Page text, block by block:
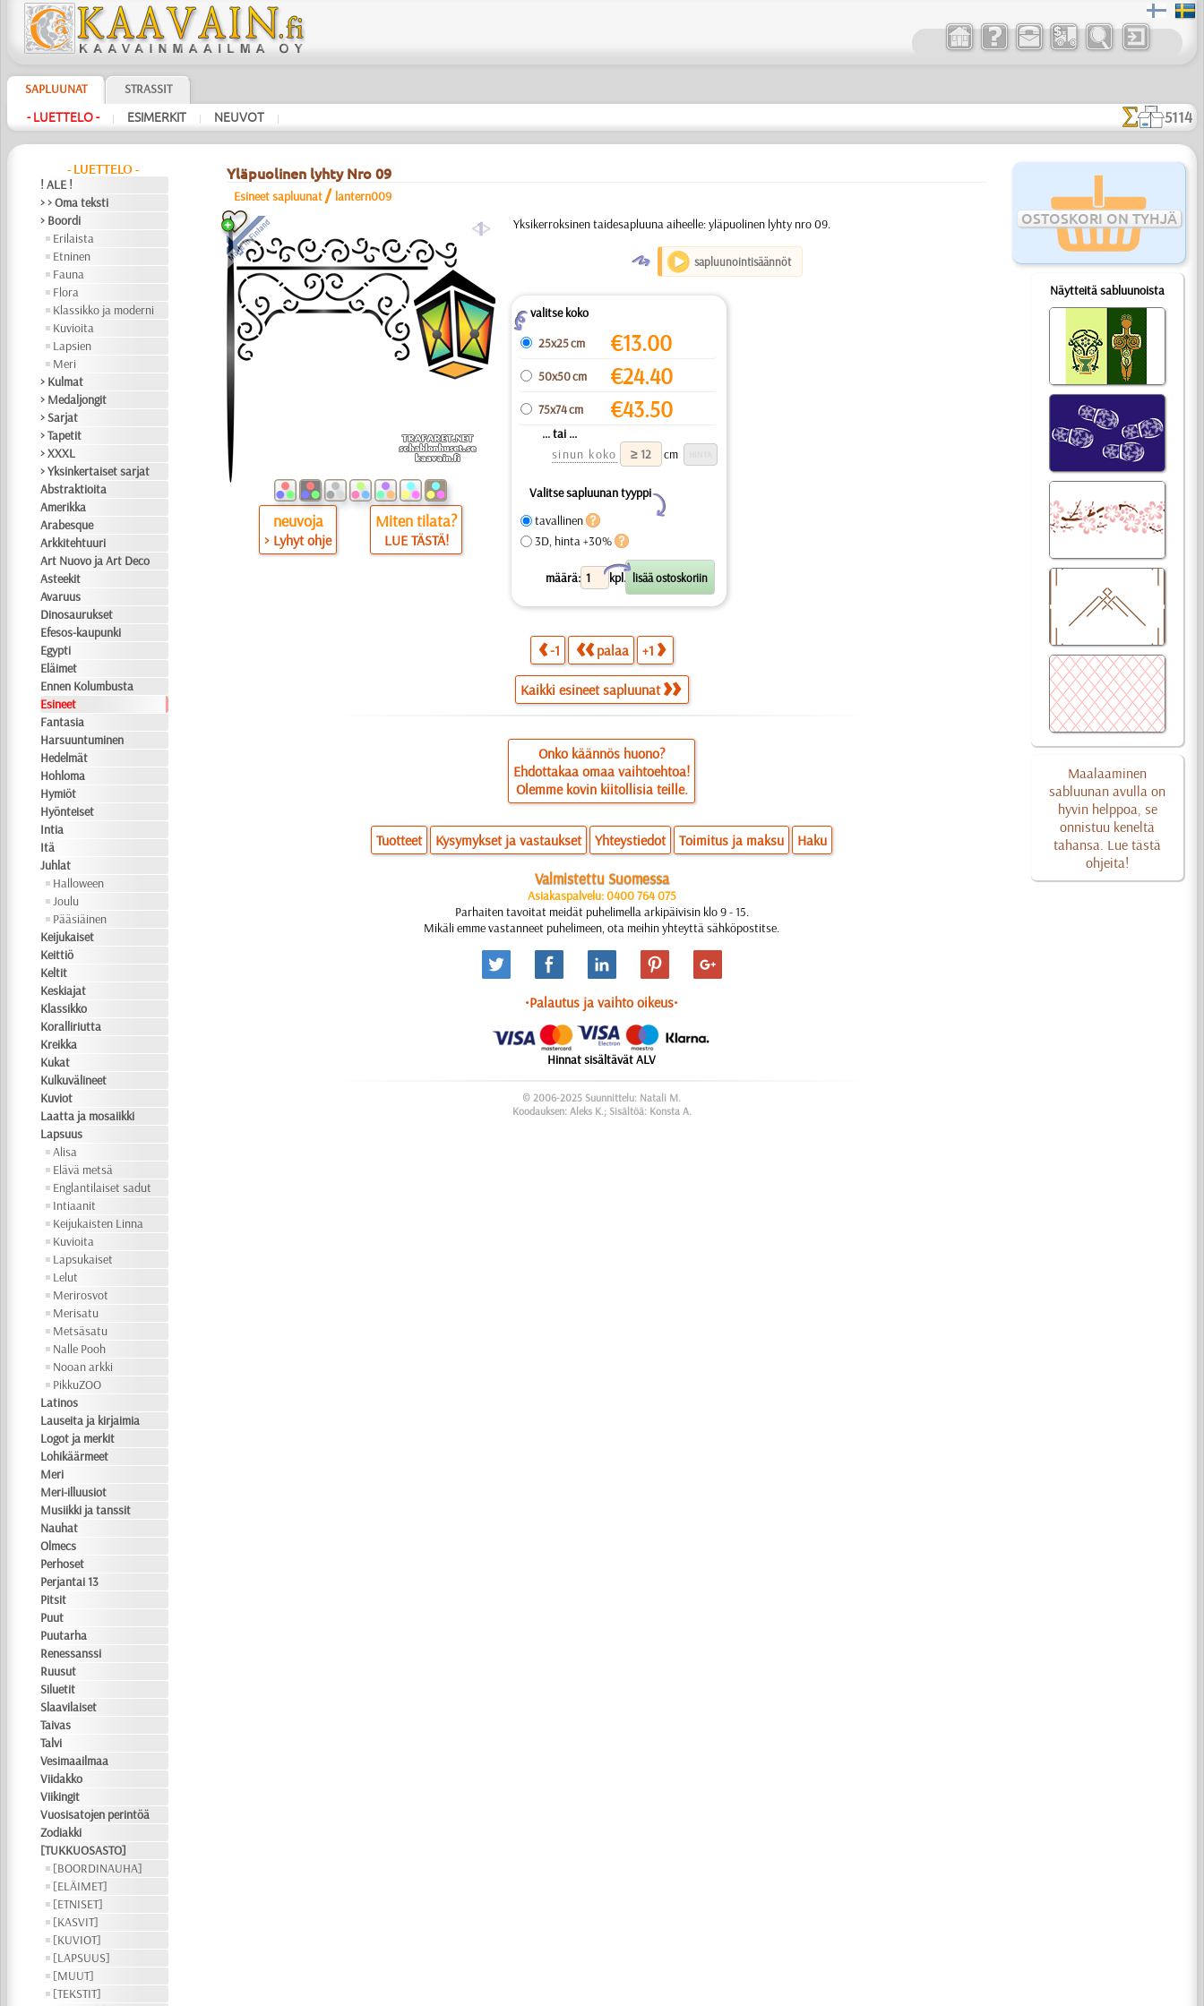
SAPLUUNAT STRASSIT
- LUETTELO - | ESIMERKIT | NEUVOT | 5114
- LUETTELO -
! ALE !
> > Oma teksti
> Boordi
Erilaista
Etninen
Fauna
Flora
Klassikko ja moderni
Kuvioita
Lapsien
Meri
> Kulmat
> Medaljongit
> Sarjat
> Tapetit
> XXXL
> Yksinkertaiset sarjat
Abstraktioita
Amerikka
Arabesque
Arkkitehtuuri
Art Nuovo ja Art Deco
Asteekit
Avaruus
Dinosaurukset
Efesos-kaupunki
Egypti
Eläimet
Ennen Kolumbusta
Esineet
Fantasia
Harsuuntuminen
Hedelmät
Hohloma
Hymiöt
Hyönteiset
Intia
Itä
Juhlat
Halloween
Joulu
Pääsiäinen
Keijukaiset
Keittiö
Keltit
Keskiajat
Klassikko
Koralliriutta
Kreikka
Kukat
Kulkuvälineet
Kuviot
Laatta ja mosaiikki
Lapsuus
Alisa
Elävä metsä
Englantilaiset sadut
Intiaanit
Keijukaisten Linna
Kuvioita
Lapsukaiset
Lelut
Merirosvot
Merisatu
Metsäsatu
Nalle Pooh
Nooan arkki
PikkuZOO
Latinos
Lauseita ja kirjaimia
Logot ja merkit
Lohikäärmeet
Meri
Meri-illuusiot
Musiikki ja tanssit
Nauhat
Olmecs
Perhoset
Perjantai 13
Pitsit
Puut
Puutarha
Renessanssi
Ruusut
Siluetit
Slaavilaiset
Taivas
Talvi
Vesimaailmaa
Viidakko
Viikingit
Vuosisatojen perintöä
Zodiakki
[TUKKUOSASTO]
[BOORDINAUHA]
[ELÄIMET]
[ETNISET]
[KASVIT]
[KUVIOT]
[LAPSUUS]
[MUUT]
[TEKSTIT]
OSTOSKORI ON TYHJÄ
Näytteitä sabluunoista
Maalaaminen
sabluunan avulla on
hyvin helppoa, se
onnistuu keneltä
tahansa. Lue tästä
ohjeita!
Yläpuolinen lyhty Nro 09
Esineet sapluunat / lantern009
a
neuvoja
> Lyhyt ohje
Miten tilata?
LUE TÄSTÄ!
Yksikerroksinen taidesapluuna aiheelle: yläpuolinen lyhty nro 09.
O sapluunointisäännöt
Zvalitse koko
25x25 cm
€13.00
50x50 cm €24.40
75x74 cm €43.50
... tai ...
sinun koko
cm
Valitse sapluunan tyyppi
Y
tavallinen
3D, hinta +30%
määrä: kpl.
X
-1 palaa +1
Kaikki esineet sapluunat
Onko käännös huono?
Ehdottakaa omaa vaihtoehtoa!
Olemme kovin kiitollisia teille.
Tuotteet Kysymykset ja vastaukset Yhteystiedot Toimitus ja maksu Haku
Valmistettu Suomessa
Asiakaspalvelu: 0400 764 075
Parhaiten tavoitat meidät puhelimella arkipäivisin klo 9 - 15.
Mikäli emme vastanneet puhelimeen, ota meihin yhteyttä sähköpostitse.
•Palautus ja vaihto oikeus•
Hinnat sisältävät ALV
© 2006-2025 Suunnittelu: Natali M.
Koodauksen: Aleks K.; Sisältöä: Konsta A.